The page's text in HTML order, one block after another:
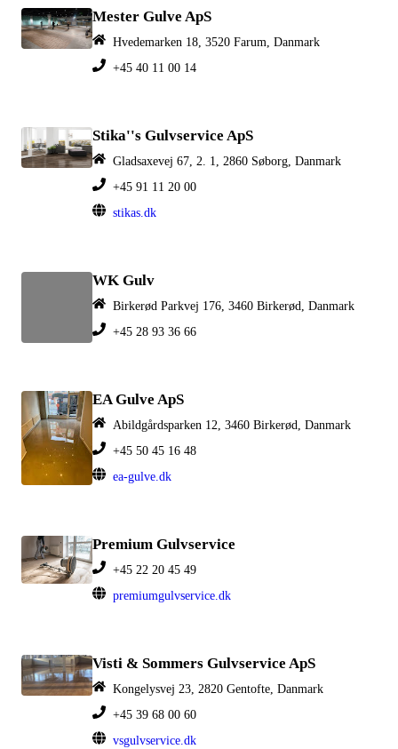
Mester Gulve ApS
Hvedemarken 18, 3520 Farum, Danmark
+45 40 11 00 14
Stika''s Gulvservice ApS​
Gladsaxevej 67, 2. 1, 2860 Søborg, Danmark
+45 91 11 20 00
stikas.dk
WK Gulv
Birkerød Parkvej 176, 3460 Birkerød, Danmark
+45 28 93 36 66
EA Gulve ApS
Abildgårdsparken 12, 3460 Birkerød, Danmark
+45 50 45 16 48
ea-gulve.dk
Premium Gulvservice
+45 22 20 45 49
premiumgulvservice.dk
Visti & Sommers Gulvservice ApS
Kongelysvej 23, 2820 Gentofte, Danmark
+45 39 68 00 60
vsgulvservice.dk